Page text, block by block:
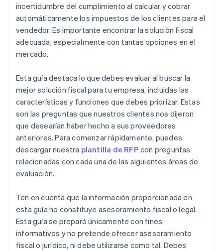
incertidumbre del cumplimiento al calcular y cobrar
automáticamente los impuestos de los clientes para el
vendedor. Es importante encontrar la solución fiscal
adecuada, especialmente con tantas opciones en el
mercado.
Esta guía destaca lo que debes evaluar al buscar la
mejor solución fiscal para tu empresa, incluidas las
características y funciones que debes priorizar. Estas
son las preguntas que nuestros clientes nos dijeron
que desearían haber hecho a sus proveedores
anteriores. Para comenzar rápidamente, puedes
descargar nuestra plantilla de RFP con preguntas
relacionadas con cada una de las siguientes áreas de
evaluación.
Ten en cuenta que la información proporcionada en
esta guía no constituye asesoramiento fiscal o legal.
Esta guía se preparó únicamente con fines
informativos y no pretende ofrecer asesoramiento
fiscal o jurídico, ni debe utilizarse como tal. Debes